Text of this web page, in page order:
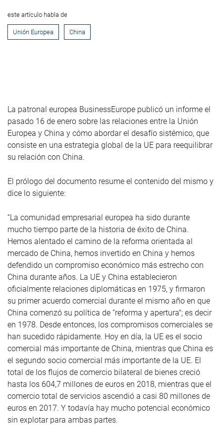
este artículo habla de
Unión Europea China
La patronal europea BusinessEurope publicó un informe el
pasado 16 de enero sobre las relaciones entre la Unión
Europea y China y cómo abordar el desafío sistémico, que
consiste en una estrategia global de la UE para reequilibrar
su relación con China.
El prólogo del documento resume el contenido del mismo y
dice lo siguiente:
“La comunidad empresarial europea ha sido durante
mucho tiempo parte de la historia de éxito de China.
Hemos alentado el camino de la reforma orientada al
mercado de China, hemos invertido en China y hemos
defendido un compromiso económico más estrecho con
China durante años. La UE y China establecieron
oficialmente relaciones diplomáticas en 1975, y firmaron
su primer acuerdo comercial durante el mismo año en que
China comenzó su política de “reforma y apertura"; es decir
en 1978. Desde entonces, los compromisos comerciales se
han sucedido rápidamente. Hoy en día, la UE es el socio
comercial más importante de China, mientras que China es
el segundo socio comercial más importante de la UE. El
total de los flujos de comercio bilateral de bienes creció
hasta los 604,7 millones de euros en 2018, mientras que el
comercio total de servicios ascendió a casi 80 millones de
euros en 2017. Y todavía hay mucho potencial económico
sin explotar para ambas partes.